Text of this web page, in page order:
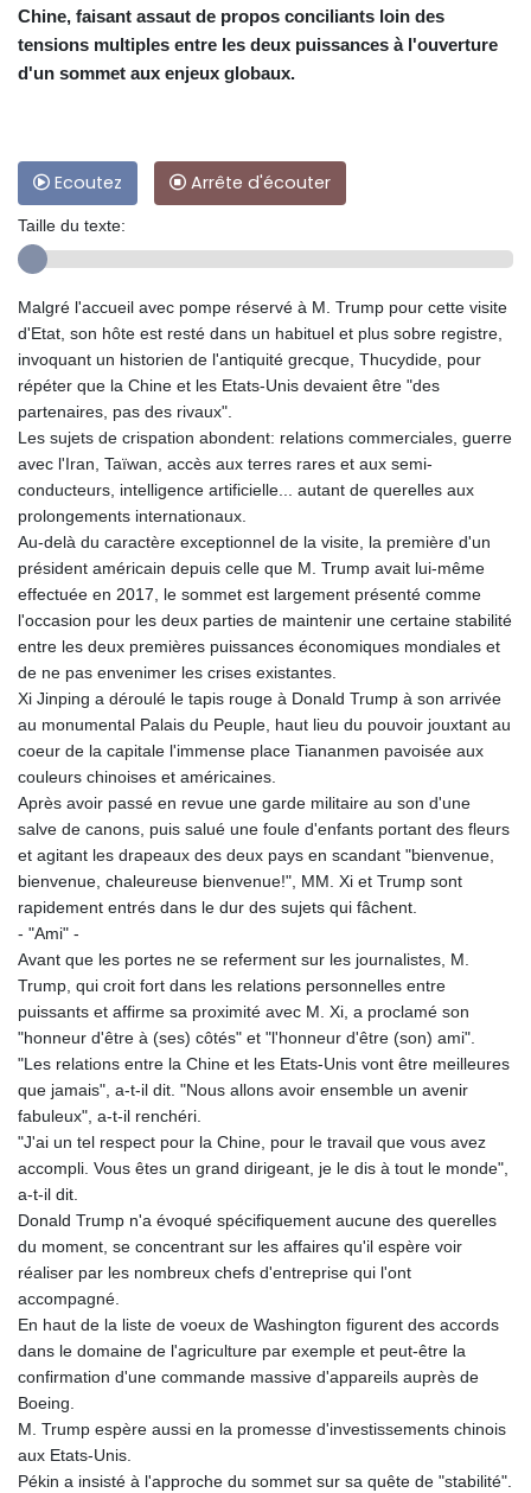
Chine, faisant assaut de propos conciliants loin des
tensions multiples entre les deux puissances à l'ouverture
d'un sommet aux enjeux globaux.
Ecoutez Arrête d'écouter
Taille du texte:
Malgré l'accueil avec pompe réservé à M. Trump pour cette visite
d'Etat, son hôte est resté dans un habituel et plus sobre registre,
invoquant un historien de l'antiquité grecque, Thucydide, pour
répéter que la Chine et les Etats-Unis devaient être "des
partenaires, pas des rivaux".
Les sujets de crispation abondent: relations commerciales, guerre
avec l'Iran, Taïwan, accès aux terres rares et aux semi-
conducteurs, intelligence artificielle... autant de querelles aux
prolongements internationaux.
Au-delà du caractère exceptionnel de la visite, la première d'un
président américain depuis celle que M. Trump avait lui-même
effectuée en 2017, le sommet est largement présenté comme
l'occasion pour les deux parties de maintenir une certaine stabilité
entre les deux premières puissances économiques mondiales et
de ne pas envenimer les crises existantes.
Xi Jinping a déroulé le tapis rouge à Donald Trump à son arrivée
au monumental Palais du Peuple, haut lieu du pouvoir jouxtant au
coeur de la capitale l'immense place Tiananmen pavoisée aux
couleurs chinoises et américaines.
Après avoir passé en revue une garde militaire au son d'une
salve de canons, puis salué une foule d'enfants portant des fleurs
et agitant les drapeaux des deux pays en scandant "bienvenue,
bienvenue, chaleureuse bienvenue!", MM. Xi et Trump sont
rapidement entrés dans le dur des sujets qui fâchent.
- "Ami" -
Avant que les portes ne se referment sur les journalistes, M.
Trump, qui croit fort dans les relations personnelles entre
puissants et affirme sa proximité avec M. Xi, a proclamé son
"honneur d'être à (ses) côtés" et "l'honneur d'être (son) ami".
"Les relations entre la Chine et les Etats-Unis vont être meilleures
que jamais", a-t-il dit. "Nous allons avoir ensemble un avenir
fabuleux", a-t-il renchéri.
"J'ai un tel respect pour la Chine, pour le travail que vous avez
accompli. Vous êtes un grand dirigeant, je le dis à tout le monde",
a-t-il dit.
Donald Trump n'a évoqué spécifiquement aucune des querelles
du moment, se concentrant sur les affaires qu'il espère voir
réaliser par les nombreux chefs d'entreprise qui l'ont
accompagné.
En haut de la liste de voeux de Washington figurent des accords
dans le domaine de l'agriculture par exemple et peut-être la
confirmation d'une commande massive d'appareils auprès de
Boeing.
M. Trump espère aussi en la promesse d'investissements chinois
aux Etats-Unis.
Pékin a insisté à l'approche du sommet sur sa quête de "stabilité".